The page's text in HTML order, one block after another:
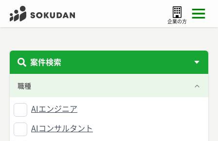
企業の方
案件検索
職種
AIエンジニア
AIコンサルタント